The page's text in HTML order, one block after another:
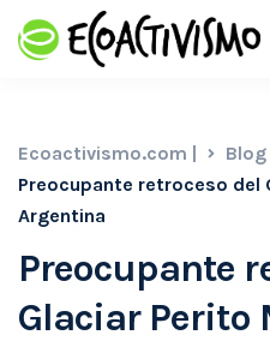
Ecoactivismo.com | Blog
Preocupante retroceso del
Argentina
Preocupante
Glaciar Perito